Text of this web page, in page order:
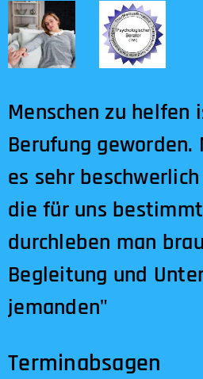
Menschen zu helfen
Berufung geworden.
es sehr
die für uns
durchleben man
Begleitung und
jemanden"
Terminabsagen